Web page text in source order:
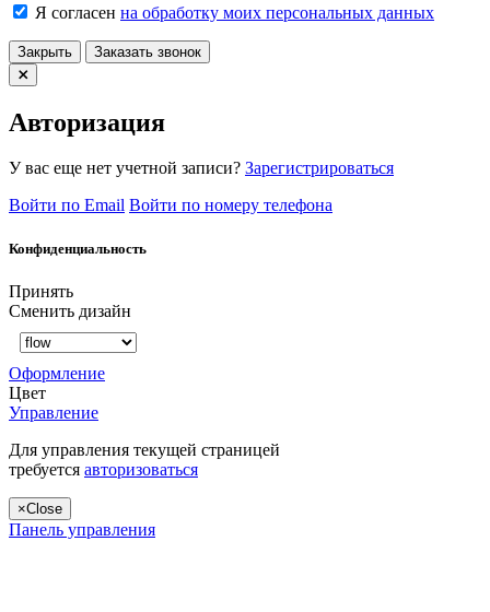
Я согласен на обработку моих персональных данных
Закрыть Заказать звонок
Авторизация
У вас еще нет учетной записи? Зарегистрироваться
Войти по Email Войти по номеру телефона
Конфиденциальность
Принять
Сменить дизайн
Оформление
Цвет
Управление
Для управления текущей страницей
требуется авторизоваться
×Close
Панель управления